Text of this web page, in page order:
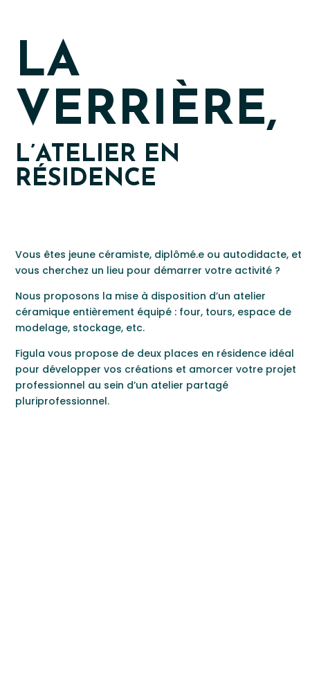
LA
VERRIÈRE,
L’ATELIER EN
RÉSIDENCE
Vous êtes jeune céramiste, diplômé​.e ou autodidacte, et
vous cherchez un lieu pour démarrer votre activité ?
Nous proposons la mise à disposition d’un atelier
céramique entièrement équipé : four, tours, espace de
modelage, stockage, etc.
F​igula vous propose de deux places en résidence idéal
pour développer vos créations et amorcer votre projet
professionnel ​ au sein d’un atelier partagé
pluriprofessionnel.